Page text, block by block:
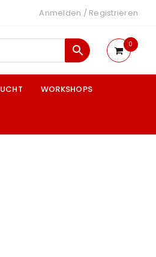
Anmelden / Registrieren
0
WORKSHOPS